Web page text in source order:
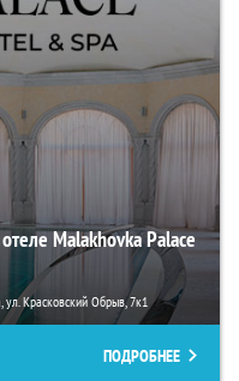
Malakhovka Palace
ул. Красковский Обрыв, 7к1
ПОДРОБНЕЕ